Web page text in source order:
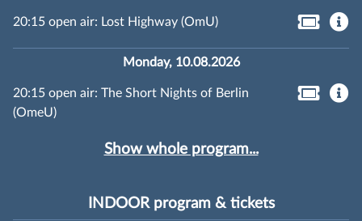
20:15 open air: Lost Highway (OmU)
Monday, 10.08.2026
20:15 open air: The Short Nights of Berlin
(OmeU)
Show whole program...
INDOOR program & tickets